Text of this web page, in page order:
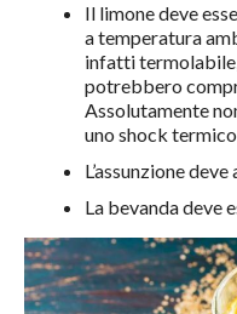
Il limone deve
a temperatura
infatti
potrebbero
Assolutamente
uno shock
L’assunzione
La bevanda deve